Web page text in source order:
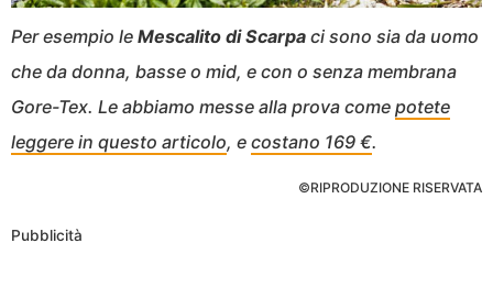
Per esempio le Mescalito di Scarpa ci sono sia da uomo
che da donna, basse o mid, e con o senza membrana
Gore-Tex. Le abbiamo messe alla prova come potete
leggere in questo articolo, e costano 169 €.
©RIPRODUZIONE RISERVATA
Pubblicità